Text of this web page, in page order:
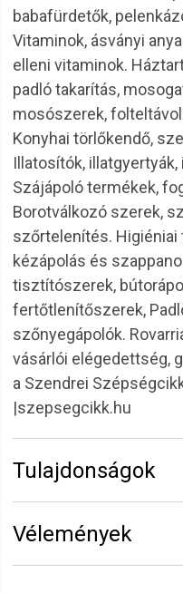
babafürdetők,
Vitaminok, ásványi
elleni vitaminok.
padló takarítás,
mosószerek,
Konyhai törlőkendő,
Illatosítók,
Szájápoló termékek,
Borotválkozó szerek,
szőrtelenítés. Higiéniai
kézápolás és
tisztítószerek,
fertőtlenítőszerek,
szőnyegápolók.
vásárlói elégedettség,
a Szendrei
|szepsegcikk.hu
Tulajdonságok
Kiszerelés:
Vélemények